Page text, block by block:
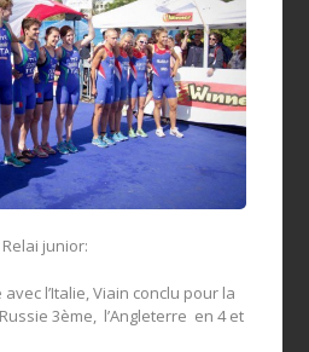
junior:
l’Italie, Viain conclu pour la
3ème, l’Angleterre en 4 et